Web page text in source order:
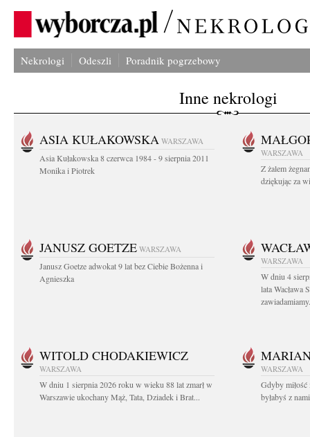
Nekrologi Odeszli Poradnik pogrzebowy
Inne nekrologi
ASIA KUŁAKOWSKA WARSZAWA
Asia Kułakowska 8 czerwca 1984 - 9 sierpnia 2011
Monika i Piotrek
WARSZAWA
Z żalem
dziękując za
JANUSZ GOETZE WARSZAWA
Janusz Goetze adwokat 9 lat bez Ciebie Bożenna i
Agnieszka
WARSZAWA
W dniu 4
lata Wacława
WITOLD CHODAKIEWICZ
WARSZAWA
W dniu 1 sierpnia 2026 roku w wieku 88 lat zmarł w
Warszawie ukochany Mąż, Tata, Dziadek i Brat...
WARSZAWA
Gdyby miłość
byłabyś z